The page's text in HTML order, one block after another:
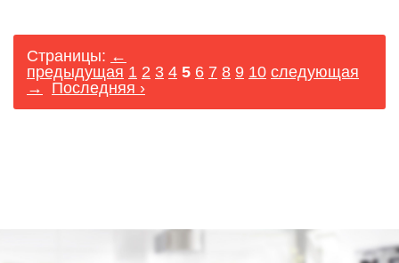
Страницы: ←
предыдущая 1 2 3 4 5 6 7 8 9 10 следующая
→
Последняя ›